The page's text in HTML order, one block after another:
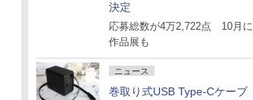
決定
応募総数が4万2,722点 10月に
作品展も
ニュース
巻取り式USB Type-Cケーブ